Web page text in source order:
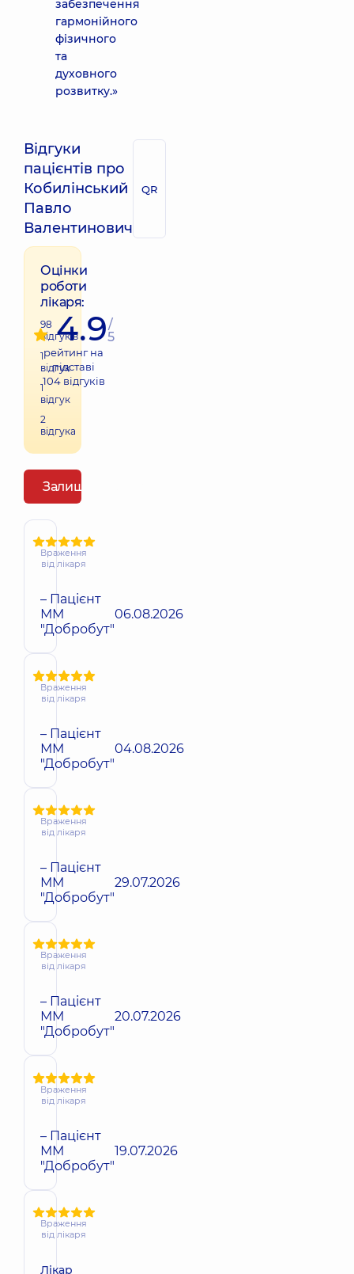
забезпечення
гармонійного
фізичного
та
духовного
розвитку.»
Відгуки
пацієнтів про
Кобилінський
Павло
Валентинович
QR
Оцінки
роботи
лікаря:
98
відгуків
1
відгук
1
відгук
2
відгука
4.9/
5
рейтинг на
підставі
104відгуків
Залишити відгук
Враження
від лікаря
– Пацієнт
ММ
"Добробут"
06.08.2026
Враження
від лікаря
– Пацієнт
ММ
"Добробут"
04.08.2026
Враження
від лікаря
– Пацієнт
ММ
"Добробут"
29.07.2026
Враження
від лікаря
– Пацієнт
ММ
"Добробут"
20.07.2026
Враження
від лікаря
– Пацієнт
ММ
"Добробут"
19.07.2026
Враження
від лікаря
Лікар